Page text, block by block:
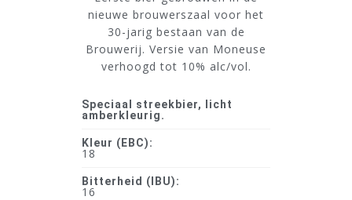
nieuwe brouwerszaal voor het
30-jarig bestaan van de
Brouwerij. Versie van Moneuse
verhoogd tot 10% alc/vol.
Speciaal streekbier, licht
amberkleurig.
Kleur (EBC):
18
Bitterheid (IBU):
16